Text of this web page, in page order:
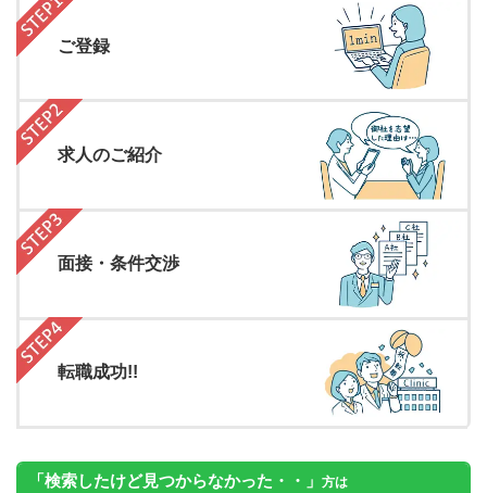
ご登録
求人のご紹介
面接・条件交渉
転職成功!!
「検索したけど見つからなかった・・」 方は